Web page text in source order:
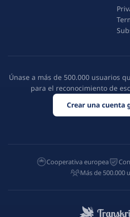
Únase a más de 500.000 usuarios
para el reconocimiento de
Más de 500.000